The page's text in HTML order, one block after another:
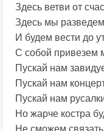
Здесь ветви от
Здесь мы
И будем вести до
С собой привезем
Пускай нам
Пускай нам
Пускай нам
Но жарче костра
Не сможем